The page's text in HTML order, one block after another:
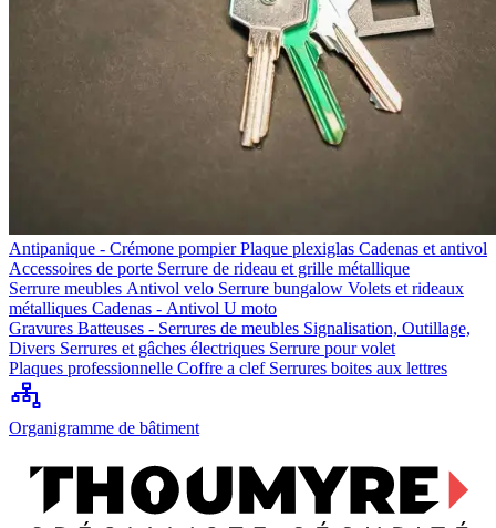
Antipanique - Crémone pompierPlaque plexiglas Cadenas et antivol
Accessoires de porte Serrure de rideau et grille métallique
Serrure meubles Antivol velo Serrure bungalow Volets et rideaux
métalliques Cadenas - Antivol U moto
Gravures Batteuses - Serrures de meubles Signalisation, Outillage,
Divers Serrures et gâches électriques Serrure pour volet
Plaques professionnelle Coffre a clef Serrures boites aux lettres
Organigramme de bâtiment